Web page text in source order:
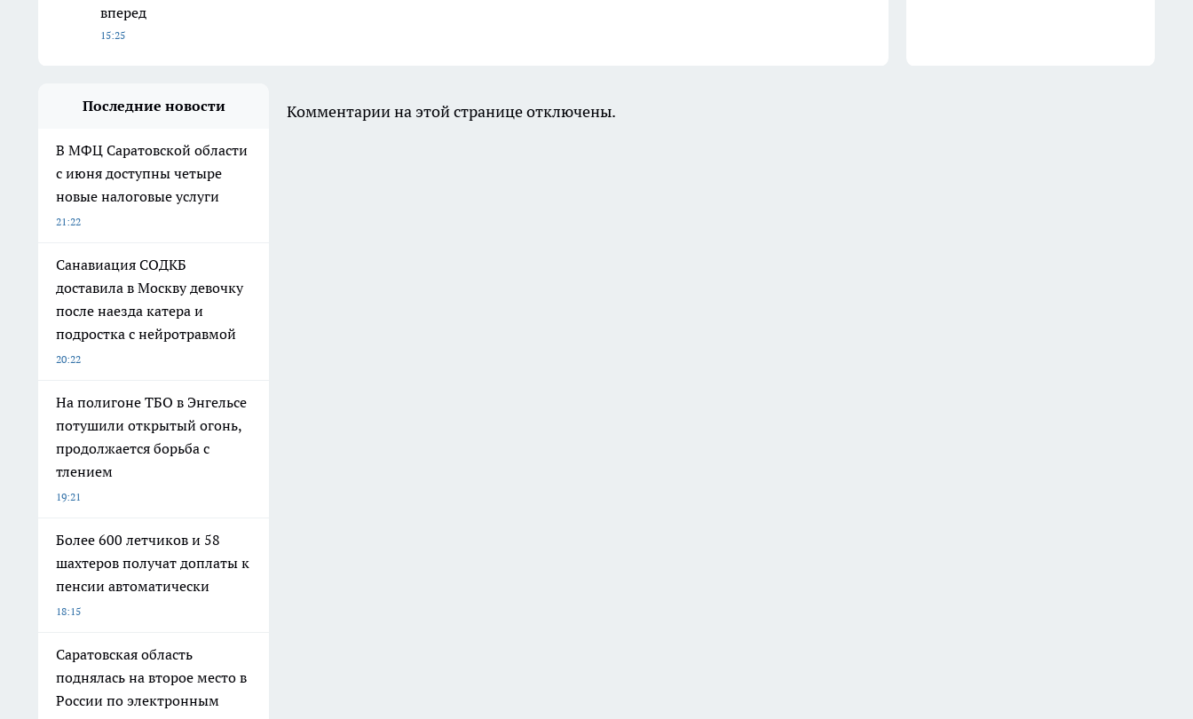
вперед
15:25
Последние новости
В МФЦ Саратовской области
с июня доступны четыре
новые налоговые услуги
21:22
Санавиация СОДКБ
доставила в Москву девочку
после наезда катера и
подростка с нейротравмой
20:22
На полигоне ТБО в Энгельсе
потушили открытый огонь,
продолжается борьба с
тлением
19:21
Более 600 летчиков и 58
шахтеров получат доплаты к
пенсии автоматически
18:15
Саратовская область
поднялась на второе место в
России по электронным
Комментарии на этой странице отключены.